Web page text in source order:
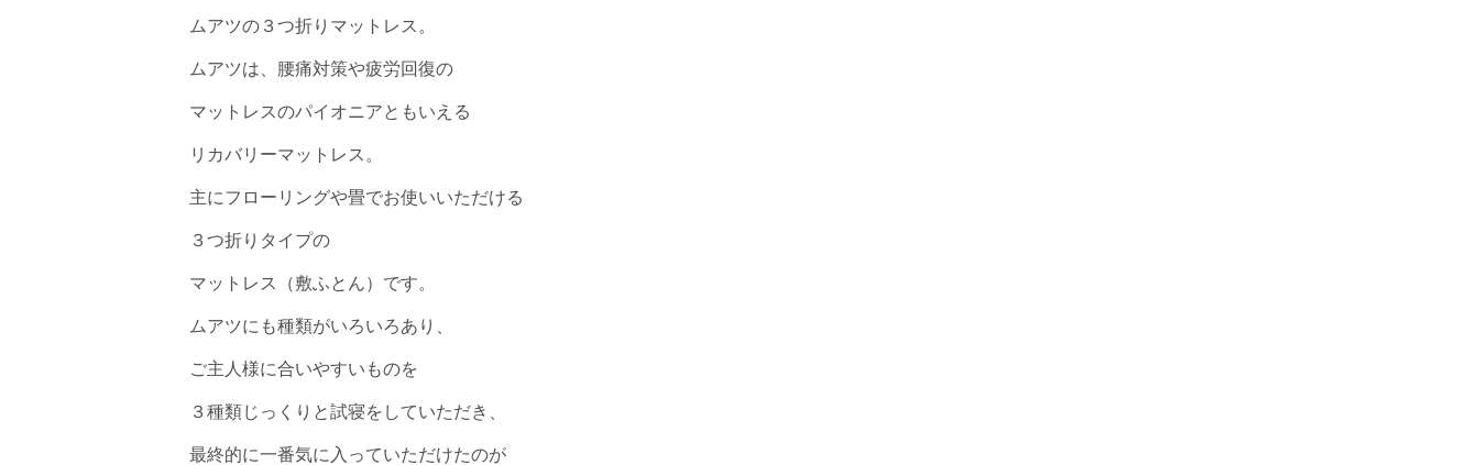
ムアツの３つ折りマットレス。
ムアツは、腰痛対策や疲労回復の
マットレスのパイオニアともいえる
リカバリーマットレス。
主にフローリングや畳でお使いいただける
３つ折りタイプの
マットレス（敷ふとん）です。
ムアツにも種類がいろいろあり、
ご主人様に合いやすいものを
３種類じっくりと試寝をしていただき、
最終的に一番気に入っていただけたのが